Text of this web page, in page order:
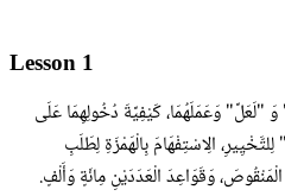
Lesson 1
وَعَمَلَهُمَا، كَيْفِيَّةَ دُخُولِهِمَا عَلَى
الِاسْتِفْهَامَ بِالْهَمْزَةِ لِطَلَبِ
وَقَوَاعِدَ الْعَدَدَيْنِ مِائَةٍ وَأَلْفٍ.